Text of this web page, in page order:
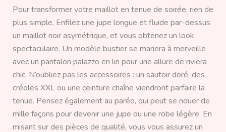
Pour transformer votre maillot en tenue de soirée, rien de
plus simple. Enfilez une jupe longue et fluide par-dessus
un maillot noir asymétrique, et vous obtenez un look
spectaculaire. Un modèle bustier se mariera à merveille
avec un pantalon palazzo en lin pour une allure de riviera
chic. N’oubliez pas les accessoires : un sautoir doré, des
créoles XXL ou une ceinture chaîne viendront parfaire la
tenue. Pensez également au paréo, qui peut se nouer de
mille façons pour devenir une jupe ou une robe légère. En
misant sur des pièces de qualité, vous vous assurez un